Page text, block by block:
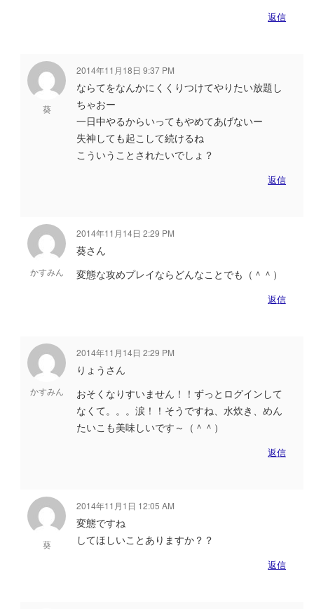
返信
葵
2014年11月18日 9:37 PM
ならてをなんかにくくりつけてやりたい放題し
ちゃおー
一日中やるからいってもやめてあげないー
失神しても起こして続けるね
こういうことされたいでしょ？
返信
かすみん
2014年11月14日 2:29 PM
葵さん
変態な攻めプレイならどんなことでも（＾＾）
返信
かすみん
2014年11月14日 2:29 PM
りょうさん
おそくなりすいません！！ずっとログインして
なくて。。。涙！！そうですね、水炊き、めん
たいこも美味しいです～（＾＾）
返信
葵
2014年11月1日 12:05 AM
変態ですね
してほしいことありますか？？
返信